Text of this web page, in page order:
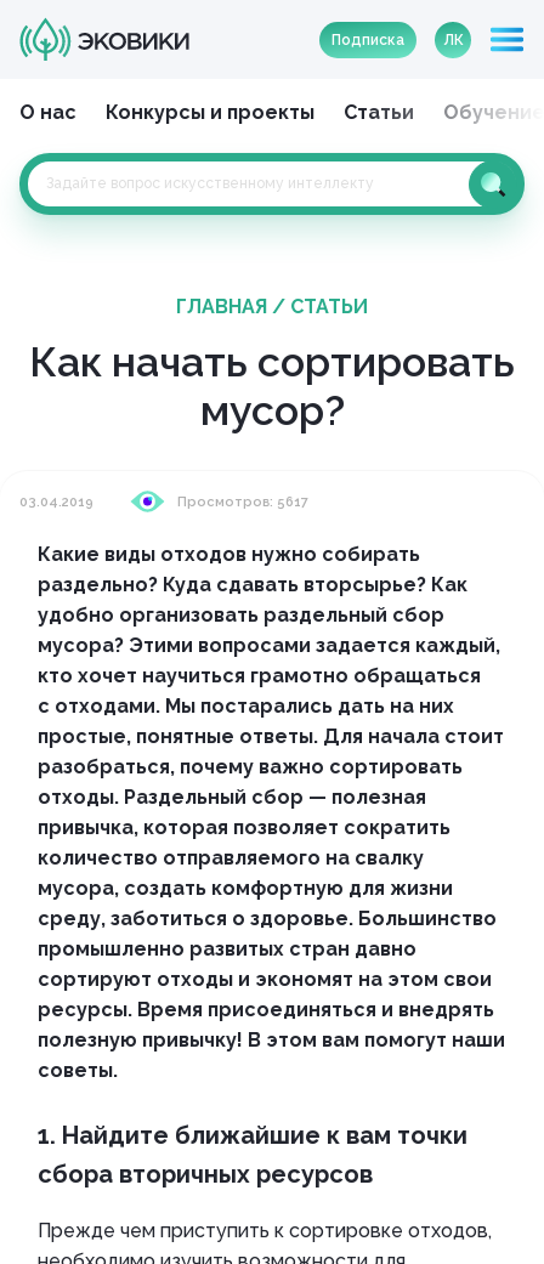
Подписка ЛК
О нас Конкурсы и проекты Статьи Обучение
ГЛАВНАЯ / СТАТЬИ
Как начать сортировать
мусор?
03.04.2019 Просмотров: 5617
Какие виды отходов нужно собирать
раздельно? Куда сдавать вторсырье? Как
удобно организовать раздельный сбор
мусора? Этими вопросами задается каждый,
кто хочет научиться грамотно обращаться
с отходами. Мы постарались дать на них
простые, понятные ответы. Для начала стоит
разобраться, почему важно сортировать
отходы. Раздельный сбор — полезная
привычка, которая позволяет сократить
количество отправляемого на свалку
мусора, создать комфортную для жизни
среду, заботиться о здоровье. Большинство
промышленно развитых стран давно
сортируют отходы и экономят на этом свои
ресурсы. Время присоединяться и внедрять
полезную привычку! В этом вам помогут наши
советы.
1. Найдите ближайшие к вам точки
сбора вторичных ресурсов
Прежде чем приступить к сортировке отходов,